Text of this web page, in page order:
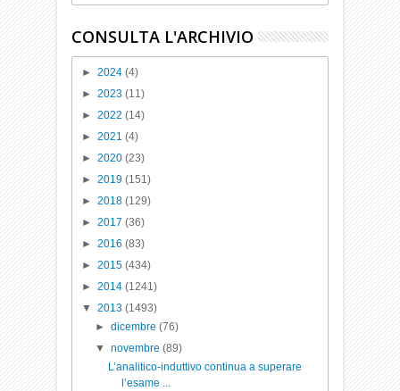
CONSULTA L'ARCHIVIO
►2024(4)
►2023(11)
►2022(14)
►2021(4)
►2020(23)
►2019(151)
►2018(129)
►2017(36)
►2016(83)
►2015(434)
►2014(1241)
▼2013(1493)
► dicembre (76)
▼ novembre (89)
L’analitico-induttivo continua a superare
l’esame ...